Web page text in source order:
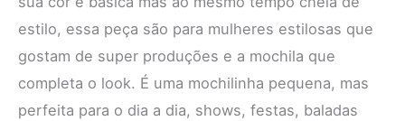
estilo, essa peça são para mulheres estilosas que
gostam de super produções e a mochila que
completa o look. É uma mochilinha pequena, mas
perfeita para o dia a dia, shows, festas, baladas